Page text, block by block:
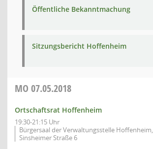
Öffentliche Bekanntmachung
Sitzungsbericht Hoffenheim
MO 07.05.2018
Ortschaftsrat Hoffenheim
19:30-21:15 Uhr
Bürgersaal der Verwaltungsstelle Hoffenheim,
Sinsheimer Straße 6